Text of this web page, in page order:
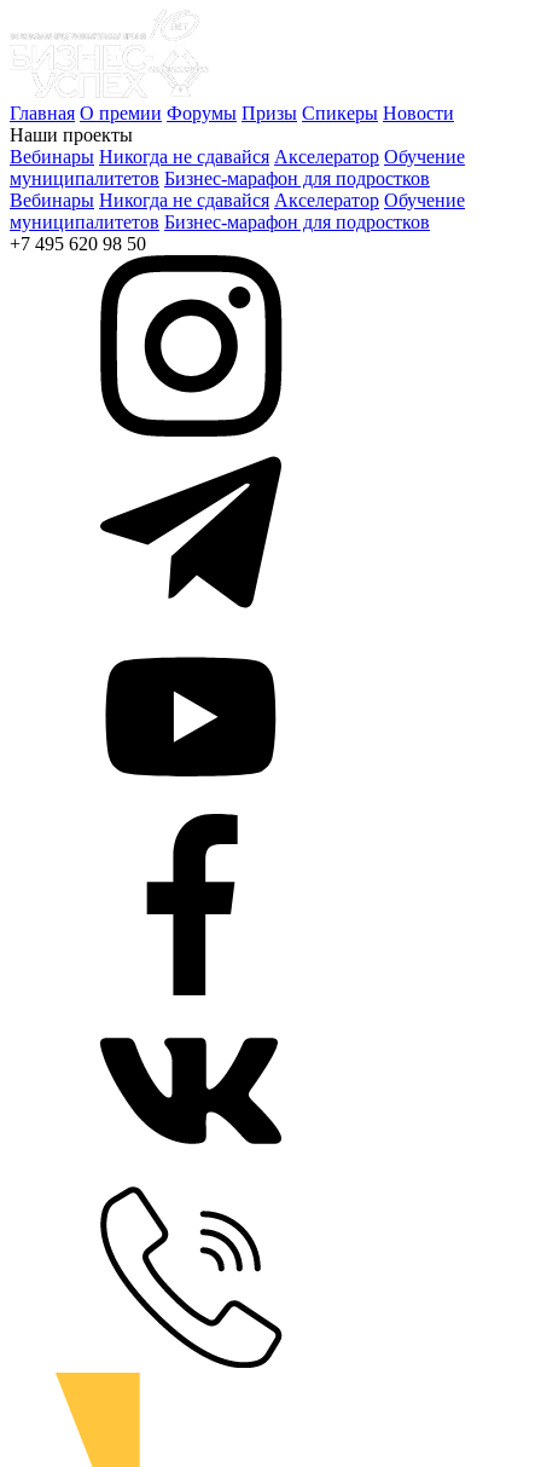
Главная О премии Форумы Призы Спикеры Новости
Наши проекты
Вебинары Никогда не сдавайся Акселератор Обучение
муниципалитетов Бизнес-марафон для подростков
Вебинары Никогда не сдавайся Акселератор Обучение
муниципалитетов Бизнес-марафон для подростков
+7 495 620 98 50